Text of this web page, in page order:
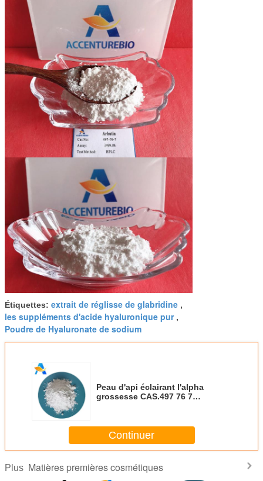
Étiquettes: extrait de réglisse de glabridine ,
les suppléments d'acide hyaluronique pur,
Poudre de Hyaluronate de sodium
Peau d'api éclairant l'alpha
grossesse CAS.497 76 7
Continuer
Plus Matières premières cosmétiques